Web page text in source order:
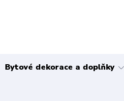
Bytové dekorace a doplňky